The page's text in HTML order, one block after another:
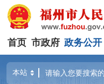
首页 市政府 政务公开